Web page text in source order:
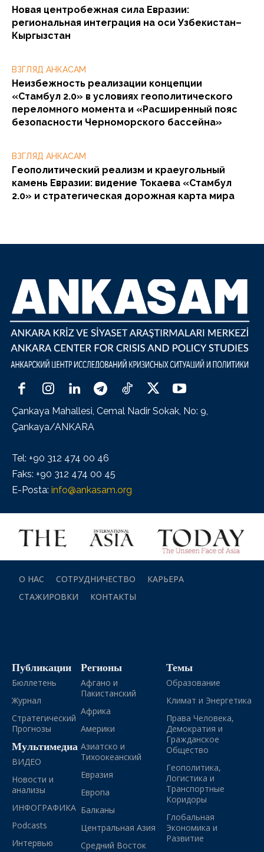
Новая центробежная сила Евразии:
региональная интеграция на оси Узбекистан–
Кыргызстан
ВЗГЛЯД АНКАСАМ
Неизбежность реализации концепции
«Стамбул 2.0» в условиях геополитического
переломного момента и «Расширенный пояс
безопасности Черноморского бассейна»
ВЗГЛЯД АНКАСАМ
Геополитический реализм и краеугольный
камень Евразии: видение Токаева «Стамбул
2.0» и стратегическая дорожная карта мира
Çankaya Mahallesi, Cemal Nadir Sokak, No: 9,
Çankaya/ANKARA
Tel: +90 312 474 00 46
Faks: +90 312 474 00 45
E-Posta: info@ankasam.org
О НАС СОТРУДНИЧЕСТВО
КАРЬЕРА
СТАЖИРОВКИ
КОНТАКТЫ
Публикации
Бюллетень
Журнал
Стратегический
Прогнозы
Мультимедиа
ВИДЕО
Новости и
анализы
ИНФОГРАФИКА
Podcasts
Интервью
Регионы
Афгано и
Пакистанский
Африка
Америки
Азиатско и
Тихоокеанский
Евразия
Европа
Балканы
Центральная Азия
Средний Восток
Темы
Образование
Климат и Энергетика
Права Человека,
Демократия и
Гражданское
Общество
Геополитика,
Логистика и
Транспортные
Коридоры
Глобальная
Экономика и
Развитие